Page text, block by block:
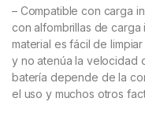
– Compatible con carga
con alfombrillas de carga
material es fácil de
y no atenúa la velocidad
batería depende de la
el uso y muchos otros